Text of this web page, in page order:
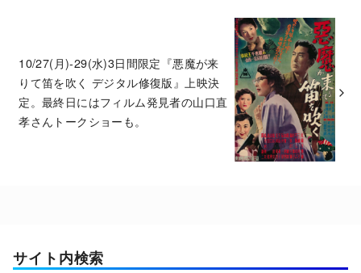
10/27(月)-29(水)3日間限定『悪魔が来
りて笛を吹く デジタル修復版』上映決
定。最終日にはフィルム発見者の山口直
孝さんトークショーも。
サイト内検索